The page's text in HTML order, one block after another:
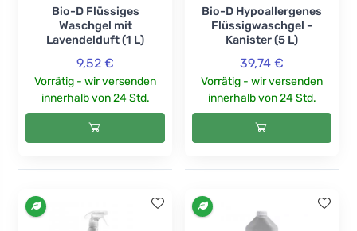
Bio-D Flüssiges
Waschgel mit
Lavendelduft (1 L)
9,52 €
Vorrätig - wir versenden
innerhalb von 24 Std.
Bio-D Hypoallergenes
Flüssigwaschgel -
Kanister (5 L)
39,74 €
Vorrätig - wir versenden
innerhalb von 24 Std.